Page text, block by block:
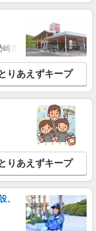
かつ賃貸の場合のみ別
支給／特別手当 ※手
ります。詳細は面接
欄にて
スタッフ
〜400,000円 経験者
円〜 ※試用期間中は
：30,800円（月給に
加で残業手当支給 ※月
期間（2〜3ヶ月）も
かつ賃貸の場合のみ別
ら支給／特別手当 ※手
ります。詳細は面接
欄にて
区銀座4-1 西銀座1F
C5・C7出口直結
詳細を見る
験OK）
円 （経験・能力によ
） 【給与例】
代全額支給 (社会人経
中央区銀座3-2-15 ギ
市・太田市・館林市
りあえずキープ
りあえずキープ
、